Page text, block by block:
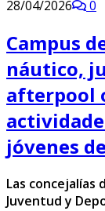
28/04/2026 0
Campus
náutico,
afterpool
jóvenes
Las concejalías
Juventud y